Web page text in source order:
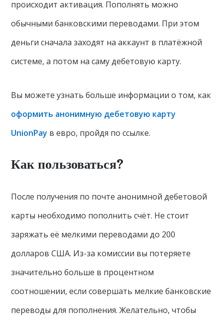
происходит активация. Пополнять можно
обычными банковскими переводами. При этом
деньги сначала заходят на аккаунт в платёжной
системе, а потом на саму дебетовую карту.
Вы можете узнать больше информации о том, как
оформить анонимную дебетовую карту
UnionPay в евро, пройдя по ссылке.
Как пользоваться?
После получения по почте анонимной дебетовой
карты необходимо пополнить счёт. Не стоит
заряжать её мелкими переводами до 200
долларов США. Из-за комиссии вы потеряете
значительно больше в процентном
соотношении, если совершать мелкие банковские
переводы для пополнения. Желательно, чтобы